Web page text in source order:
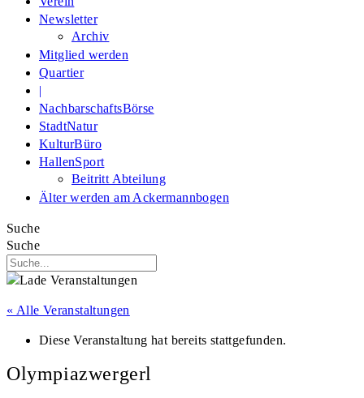
Newsletter
Archiv
Mitglied werden
Quartier
|
NachbarschaftsBörse
StadtNatur
KulturBüro
HallenSport
Beitritt Abteilung
Älter werden am Ackermannbogen
Suche
Suche
« Alle Veranstaltungen
Diese Veranstaltung hat bereits stattgefunden.
Olympiazwergerl